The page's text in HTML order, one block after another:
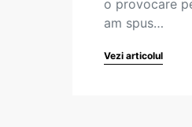
o provocare
am spus…
Vezi articolul